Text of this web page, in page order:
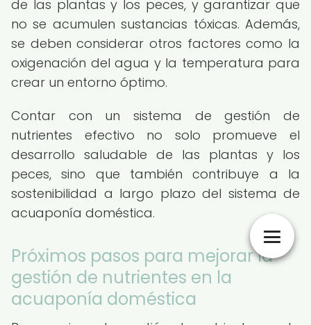
de las plantas y los peces, y garantizar que
no se acumulen sustancias tóxicas. Además,
se deben considerar otros factores como la
oxigenación del agua y la temperatura para
crear un entorno óptimo.
Contar con un sistema de gestión de
nutrientes efectivo no solo promueve el
desarrollo saludable de las plantas y los
peces, sino que también contribuye a la
sostenibilidad a largo plazo del sistema de
acuaponía doméstica.
Próximos pasos para mejorar la
gestión de nutrientes en la
acuaponía doméstica